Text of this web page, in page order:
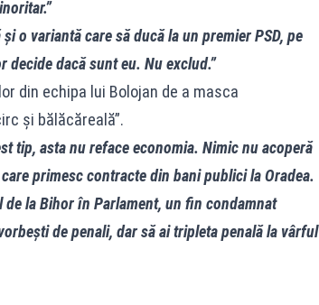
o variantă care să ducă la un premier PSD, pe
dacă sunt eu. Nu exclud.”
din echipa lui Bolojan de a masca
și bălăcăreală”.
tip, asta nu reface economia. Nimic nu acoperă
primesc contracte din bani publici la Oradea.
la Bihor în Parlament, un fin condamnat
de penali, dar să ai tripleta penală la vârful